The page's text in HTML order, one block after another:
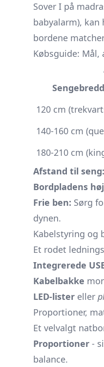
Sover I på
babyalarm),
bordene
Købsguide: Mål,
120 cm
140-160 cm
180-210 cm
Afstand til seng:
Bordpladens
Frie ben: Sørg
dynen.
Kabelstyring og
Et rodet
Integrerede
Kabelbakke
LED-lister eller
Proportioner,
Et velvalgt
Proportioner -
balance.